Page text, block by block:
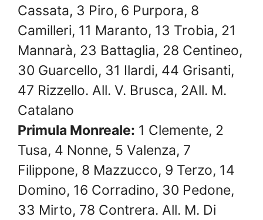
Cassata, 3 Piro, 6 Purpora, 8
Camilleri, 11 Maranto, 13 Trobia, 21
Mannarà, 23 Battaglia, 28 Centineo,
30 Guarcello, 31 Ilardi, 44 Grisanti,
47 Rizzello. All. V. Brusca, 2All. M.
Catalano
Primula Monreale: 1 Clemente, 2
Tusa, 4 Nonne, 5 Valenza, 7
Filippone, 8 Mazzucco, 9 Terzo, 14
Domino, 16 Corradino, 30 Pedone,
33 Mirto, 78 Contrera. All. M. Di